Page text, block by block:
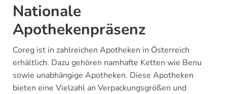
Nationale
Apothekenpräsenz
Coreg ist in zahlreichen Apotheken in Österreich
erhältlich. Dazu gehören namhafte Ketten wie Benu
sowie unabhängige Apotheken. Diese Apotheken
bieten eine Vielzahl an Verpackungsgrößen und